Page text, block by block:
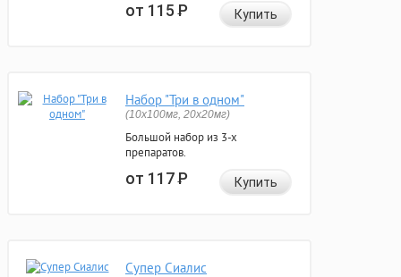
от 115Р Купить
Набор "Три в одном"
(10x100мг, 20x20мг)
Большой набор из 3-х
препаратов.
от 117Р Купить
Супер Сиалис